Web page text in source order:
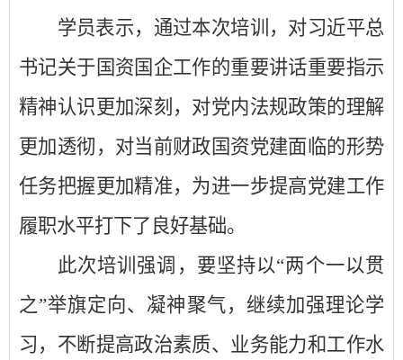
学员表示，通过本次培训，对习近平总
书记关于国资国企工作的重要讲话重要指示
精神认识更加深刻，对党内法规政策的理解
更加透彻，对当前财政国资党建面临的形势
任务把握更加精准，为进一步提高党建工作
履职水平打下了良好基础。
此次培训强调，要坚持以“两个一以贯
之”举旗定向、凝神聚气，继续加强理论学
习，不断提高政治素质、业务能力和工作水